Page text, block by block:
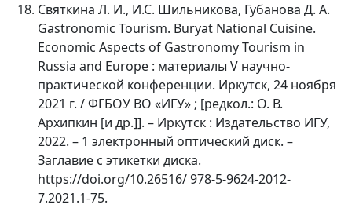
Святкина Л. И., И.С. Шильникова, Губанова Д. А.
Gastronomic Tourism. Buryat National Cuisine.
Economic Aspects of Gastronomy Tourism in
Russia and Europe : материалы V научно-
практической конференции. Иркутск, 24 ноября
2021 г. / ФГБОУ ВО «ИГУ» ; [редкол.: О. В.
Архипкин [и др.]]. – Иркутск : Издательство ИГУ,
2022. – 1 электронный оптический диск. –
Заглавие с этикетки диска.
https://doi.org/10.26516/ 978-5-9624-2012-
7.2021.1-75.